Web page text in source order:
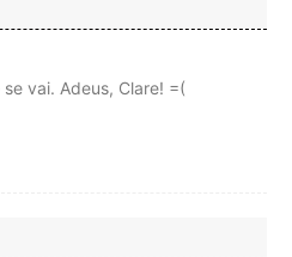
vai. Adeus, Clare! =(